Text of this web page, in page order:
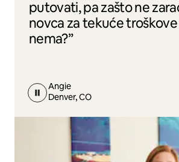
putovati, pa zašto ne
novca za tekuće
nema?”
Angie
Denver, CO